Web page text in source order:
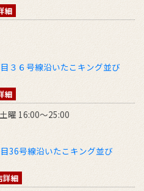
細
３６号線沿いたこキング並び
細
曜 16:00～25:00
36号線沿いたこキング並び
詳細